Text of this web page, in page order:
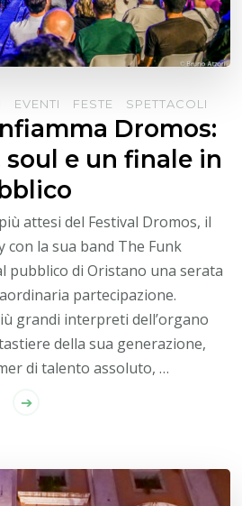
EVENTI FESTE SPETTACOLI
Dromos:
e un finale in
attesi del Festival Dromos, il
con la sua band The Funk
pubblico di Oristano una serata
partecipazione.
grandi interpreti dell’organo
della sua generazione,
di talento assoluto, …